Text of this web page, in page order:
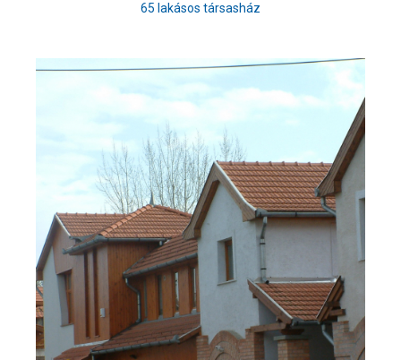
65 lakásos társasház